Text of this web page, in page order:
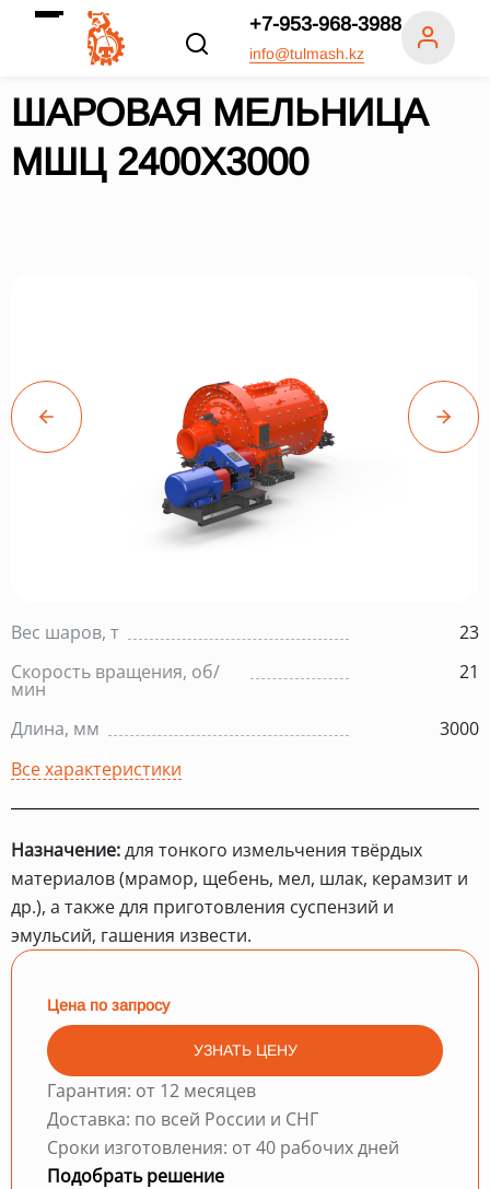
+7-953-968-3988
info@tulmash.kz
ШАРОВАЯ МЕЛЬНИЦА
МШЦ 2400Х3000
Вес шаров, т
23
Скорость вращения, об/
мин
21
Длина, мм
3000
Все характеристики
Назначение:для тонкого измельчения твёрдых
материалов (мрамор, щебень, мел, шлак, керамзит и
др.), а также для приготовления суспензий и
эмульсий, гашения извести.
Цена по запросу
УЗНАТЬ ЦЕНУ
Гарантия: от 12 месяцев
Доставка: по всей России и СНГ
Сроки изготовления: от 40 рабочих дней
Подобрать решение